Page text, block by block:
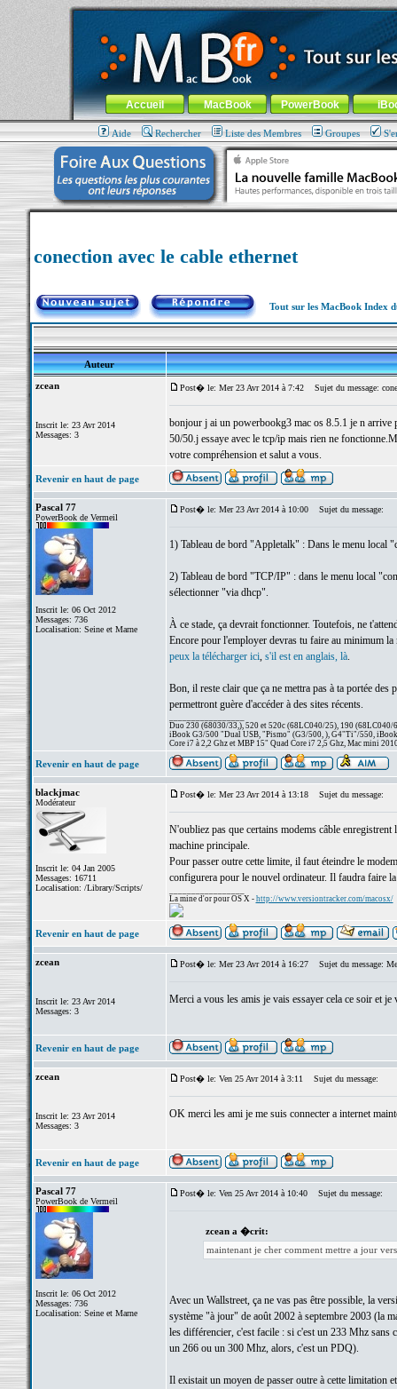
MacBook-fr.com : 100% Apple... 100% nomade !
Aller au contenu-Aller au menu général-Aller au menu de
Menu général
Accueil MacBook PowerBook
Aide Rechercher Liste des Membres Groupes
conection avec le cable ethernet
Tout sur les MacBook Index
Auteur
zcean
Inscrit le: 23 Avr 2014
Messages: 3
Post� le: Mer 23 Avr 2014 à 7:42 Sujet du message:
bonjour j ai un powerbookg3 mac os 8.5.1 je n arrive
50/50.j essaye avec le tcp/ip mais rien ne
votre compréhension et salut a vous.
Revenir en haut de page
Pascal 77
PowerBook de Vermeil
Inscrit le: 06 Oct 2012
Messages: 736
Localisation: Seine et Marne
Post� le: Mer 23 Avr 2014 à 10:00 Sujet du message:
1) Tableau de bord "Appletalk" : Dans le menu local
2) Tableau de bord "TCP/IP" : dans le menu local
sélectionner "via dhcp".
À ce stade, ça devrait fonctionner. Toutefois, ne
Encore pour l'employer devras tu faire au minimum
peux la télécharger ici, s'il est en anglais, là.
Bon, il reste clair que ça ne mettra pas à ta portée
permettront guère d'accéder à des sites récents.
Duo 230 (68030/33,), 520 et 520c (68LC040/25), 190 (68LC040/
iBook G3/500 "Dual USB, "Pismo" (G3/500, ), G4"Ti"/550,
Core i7 à 2,2 Ghz et MBP 15" Quad Core i7 2,5 Ghz, Mac mini
Revenir en haut de page
blackjmac
Modérateur
Inscrit le: 04 Jan 2005
Messages: 16711
Localisation: /Library/Scripts/
Post� le: Mer 23 Avr 2014 à 13:18 Sujet du message:
N'oubliez pas que certains modems câble
machine principale.
Pour passer outre cette limite, il faut éteindre le
configurera pour le nouvel ordinateur. Il faudra faire
La mine d'or pour OS X - http://www.versiontracker.com/macosx/
Revenir en haut de page
zcean
Inscrit le: 23 Avr 2014
Messages: 3
Post� le: Mer 23 Avr 2014 à 16:27 Sujet du message:
Merci a vous les amis je vais essayer cela ce soir et
Revenir en haut de page
zcean
Inscrit le: 23 Avr 2014
Messages: 3
Post� le: Ven 25 Avr 2014 à 3:11 Sujet du message:
OK merci les ami je me suis connecter a internet
Revenir en haut de page
Pascal 77
PowerBook de Vermeil
Inscrit le: 06 Oct 2012
Messages: 736
Localisation: Seine et Marne
Post� le: Ven 25 Avr 2014 à 10:40 Sujet du message:
zcean a �crit:
maintenant je cher comment mettre a jour
Avec un Wallstreet, ça ne vas pas être possible, la
système "à jour" de août 2002 à septembre 2003 (la
les différencier, c'est facile : si c'est un 233 Mhz
un 266 ou un 300 Mhz, alors, c'est un PDQ).
Il existait un moyen de passer outre à cette limitation